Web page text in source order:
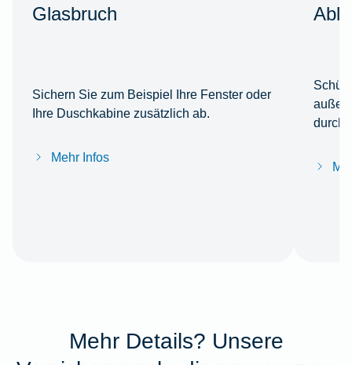
Glasbruch
Sichern Sie zum Beispiel Ihre Fenster oder
Ihre Duschkabine zusätzlich ab.
Mehr Infos
durch
Mehr Details? Unsere